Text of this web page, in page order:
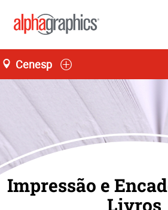
Cenesp
Impressão e
Livros